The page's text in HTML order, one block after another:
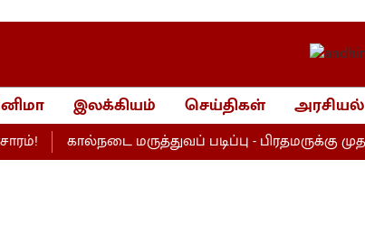
இலக்கியம் செய்திகள் அரசியல்
கால்நடை மருத்துவப் படிப்பு - பிரதமருக்கு